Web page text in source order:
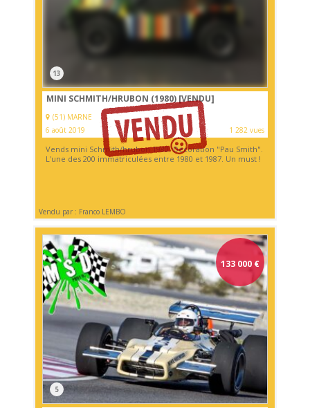
13
MINI SCHMITH/HRUBON (1980) [VENDU]
(51) MARNE
6 août 2019
1 282 vues
Vends mini Schmith/hrubon 1980. Décoration "Pau Smith".
L'une des 200 immatriculées entre 1980 et 1987. Un must !
Vendu par : Franco LEMBO
133 000€
5